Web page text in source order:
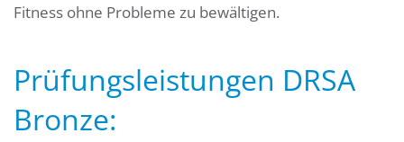
Fitness ohne Probleme zu bewältigen.
Prüfungsleistungen DRSA
Bronze: